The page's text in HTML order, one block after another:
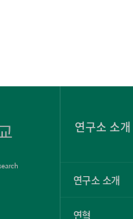
연구소 소개
연구소 소개
연혁